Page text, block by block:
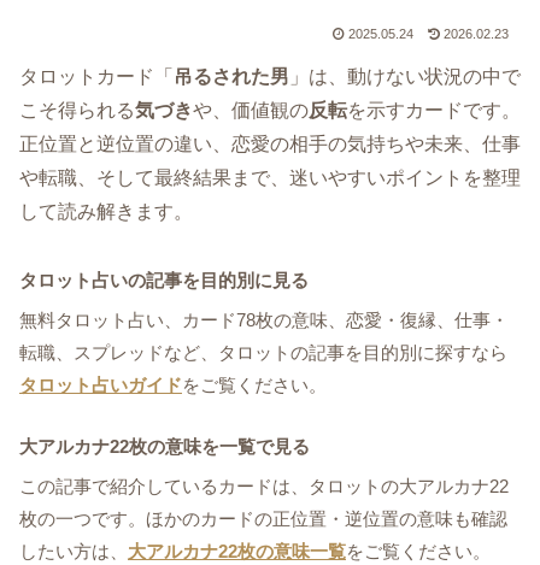
2025.05.24 2026.02.23
タロットカード「 吊るされた男 」は、動けない状況の中で
こそ得られる気づきや、価値観の反転を示すカードです。
正位置と逆位置の違い、恋愛の相手の気持ちや未来、仕事
や転職、そして最終結果まで、迷いやすいポイントを整理
して読み解きます。
タロット占いの記事を目的別に見る
無料タロット占い、カード78枚の意味、恋愛・復縁、仕事・
転職、スプレッドなど、タロットの記事を目的別に探すなら
タロット占いガイドをご覧ください。
大アルカナ22枚の意味を一覧で見る
この記事で紹介しているカードは、タロットの大アルカナ22
枚の一つです。ほかのカードの正位置・逆位置の意味も確認
したい方は、 大アルカナ22枚の意味一覧をご覧ください。